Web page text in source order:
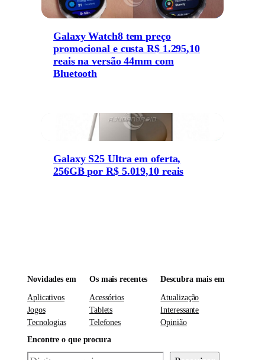
Galaxy Watch8 tem preço
promocional e custa R$ 1.295,10
reais na versão 44mm com
Bluetooth
Galaxy S25 Ultra em oferta,
256GB por R$ 5.019,10 reais
Novidades em
Aplicativos
Jogos
Tecnologias
Os mais recentes
Acessórios
Tablets
Telefones
Descubra mais em
Atualização
Interessante
Opinião
Encontre o que procura